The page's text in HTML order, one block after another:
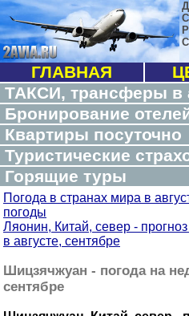
ГЛАВНАЯ
ТАКСИ, трансферы в
Бронирование
Квартиры посуточно
Туристические
Горящие туры
Погода в странах мира в
погоды
Ляонин, Китай, север -
в августе, сентябре
Шицзячжуан - погода на
сентябре